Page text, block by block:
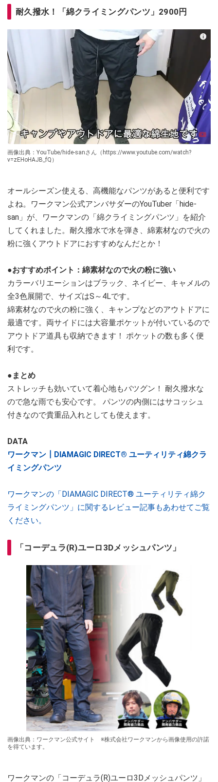
耐久撥水！「綿クライミングパンツ」2900円
画像出典：YouTube/hide-sanさん（https://www.youtube.com/watch?
v=zEHoHAJB_fQ）
オールシーズン使える、高機能なパンツがあると便利です
よね。ワークマン公式アンバサダーのYouTuber「hide-
san」が、ワークマンの「綿クライミングパンツ」を紹介
してくれました。耐久撥水で水を弾き、綿素材なので火の
粉に強くアウトドアにおすすめなんだとか！
●おすすめポイント：綿素材なので火の粉に強い
カラーバリエーションはブラック、ネイビー、キャメルの
全3色展開で、サイズはS～4Lです。
綿素材なので火の粉に強く、キャンプなどのアウトドアに
最適です。両サイドには大容量ポケットが付いているので
アウトドア道具も収納できます！ ポケットの数も多く便
利です。
●まとめ
ストレッチも効いていて着心地もバツグン！ 耐久撥水な
ので急な雨でも安心です。 パンツの内側にはサコッシュ
付きなので貴重品入れとしても使えます。
DATA
ワークマン┃DIAMAGIC DIRECT® ユーティリティ綿クラ
イミングパンツ
ワークマンの「DIAMAGIC DIRECT® ユーティリティ綿ク
ライミングパンツ」に関するレビュー記事もあわせてご覧
ください。
「コーデュラ(R)ユーロ3Dメッシュパンツ」
画像出典：ワークマン公式サイト ※株式会社ワークマンから画像使用の許諾
を得ています。
ワークマンの「コーデュラ(R)ユーロ3Dメッシュパンツ」